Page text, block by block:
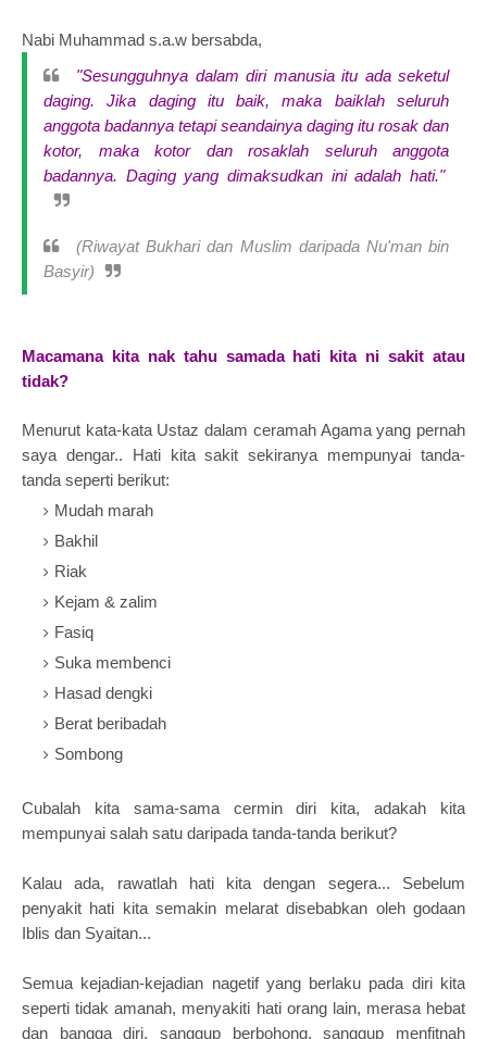
Nabi Muhammad s.a.w bersabda,
"Sesungguhnya dalam diri manusia itu ada seketul
daging. Jika daging itu baik, maka baiklah seluruh
anggota badannya tetapi seandainya daging itu rosak dan
kotor, maka kotor dan rosaklah seluruh anggota
badannya. Daging yang dimaksudkan ini adalah hati."
(Riwayat Bukhari dan Muslim daripada Nu'man bin
Basyir)
Macamana kita nak tahu samada hati kita ni sakit atau
tidak?
Menurut kata-kata Ustaz dalam ceramah Agama yang pernah
saya dengar.. Hati kita sakit sekiranya mempunyai tanda-
tanda seperti berikut:
Mudah marah
Bakhil
Riak
Kejam & zalim
Fasiq
Suka membenci
Hasad dengki
Berat beribadah
Sombong
Cubalah kita sama-sama cermin diri kita, adakah kita
mempunyai salah satu daripada tanda-tanda berikut?
Kalau ada, rawatlah hati kita dengan segera... Sebelum
penyakit hati kita semakin melarat disebabkan oleh godaan
Iblis dan Syaitan...
Semua kejadian-kejadian nagetif yang berlaku pada diri kita
seperti tidak amanah, menyakiti hati orang lain, merasa hebat
dan bangga diri, sanggup berbohong, sanggup menfitnah